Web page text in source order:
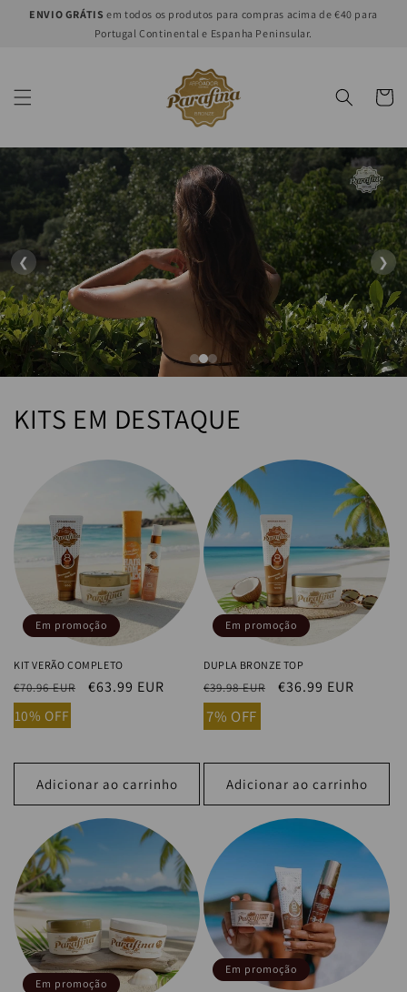
para o
ENVIO GRÁTIS em todos os produtos para compras acima de €40 para
Portugal Continental e Espanha Peninsular.
❮ ❯
KITS EM DESTAQUE
Em promoção
KIT VERÃO COMPLETO
Preço
normal
€70.96 EUR
Preço
€63.99 EUR
10% OFF
Adicionar ao carrinho
Em promoção
DUPLA BRONZE TOP
Preço
normal
€39.98 EUR
Preço
€36.99 EUR
7% OFF
Adicionar ao carrinho
Em promoção
Em promoção